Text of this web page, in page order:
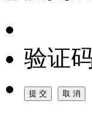
验证码